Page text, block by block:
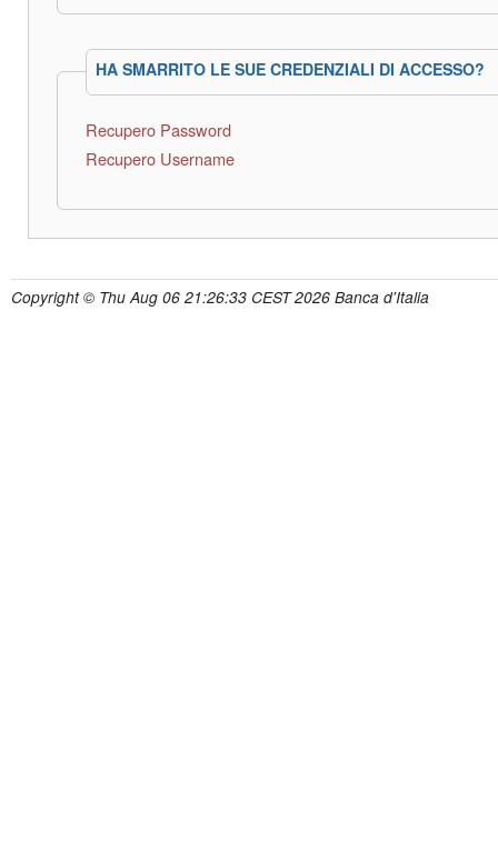
HA SMARRITO LE SUE CREDENZIALI DI ACCESSO?
Recupero Password
Recupero Username
Copyright © Thu Aug 06 21:26:33 CEST 2026 Banca d'Italia